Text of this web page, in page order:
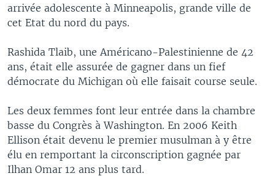
arrivée adolescente à Minneapolis, grande ville de
cet Etat du nord du pays.
Rashida Tlaib, une Américano-Palestinienne de 42
ans, était elle assurée de gagner dans un fief
démocrate du Michigan où elle faisait course seule.
Les deux femmes font leur entrée dans la chambre
basse du Congrès à Washington. En 2006 Keith
Ellison était devenu le premier musulman à y être
élu en remportant la circonscription gagnée par
Ilhan Omar 12 ans plus tard.